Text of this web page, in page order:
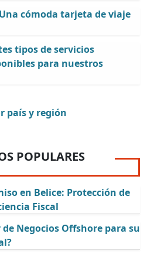
cómoda tarjeta de viaje
tipos de servicios
para nuestros
país y región
POPULARES
en Belice: Protección de
Fiscal
Negocios Offshore para su